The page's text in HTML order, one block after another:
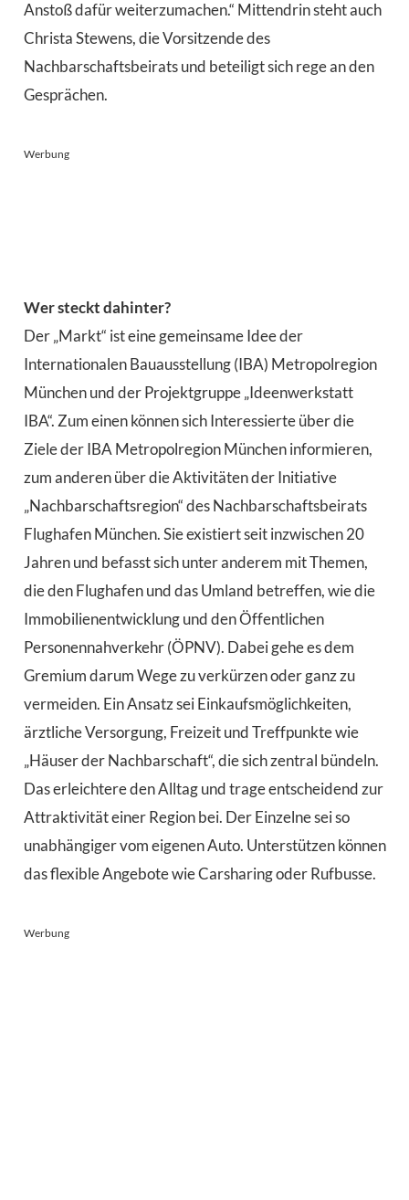
Anstoß dafür weiterzumachen.“ Mittendrin steht auch
Christa Stewens, die Vorsitzende des
Nachbarschaftsbeirats und beteiligt sich rege an den
Gesprächen.
Werbung
Wer steckt dahinter?
Der „Markt“ ist eine gemeinsame Idee der
Internationalen Bauausstellung (IBA) Metropolregion
München und der Projektgruppe „Ideenwerkstatt
IBA“. Zum einen können sich Interessierte über die
Ziele der IBA Metropolregion München informieren,
zum anderen über die Aktivitäten der Initiative
„Nachbarschaftsregion“ des Nachbarschaftsbeirats
Flughafen München. Sie existiert seit inzwischen 20
Jahren und befasst sich unter anderem mit Themen,
die den Flughafen und das Umland betreffen, wie die
Immobilienentwicklung und den Öffentlichen
Personennahverkehr (ÖPNV). Dabei gehe es dem
Gremium darum Wege zu verkürzen oder ganz zu
vermeiden. Ein Ansatz sei Einkaufsmöglichkeiten,
ärztliche Versorgung, Freizeit und Treffpunkte wie
„Häuser der Nachbarschaft“, die sich zentral bündeln.
Das erleichtere den Alltag und trage entscheidend zur
Attraktivität einer Region bei. Der Einzelne sei so
unabhängiger vom eigenen Auto. Unterstützen können
das flexible Angebote wie Carsharing oder Rufbusse.
Werbung